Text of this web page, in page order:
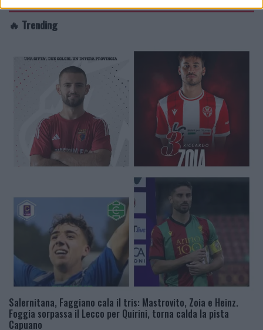
🔥 Trending
Salernitana, Faggiano cala il tris: Mastrovito, Zoia e Heinz.
Foggia sorpassa il Lecco per Quirini, torna calda la pista
Capuano